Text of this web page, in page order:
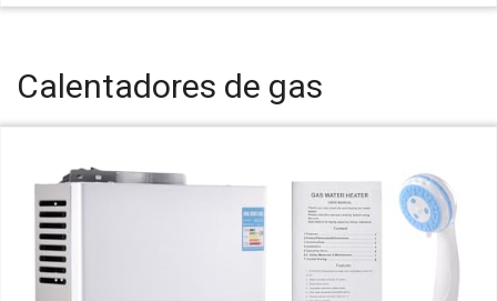
Calentadores de gas